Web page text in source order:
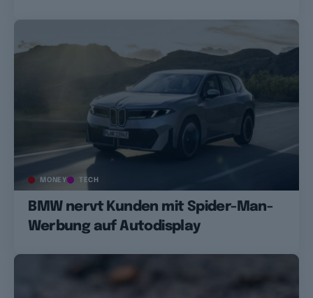
MONEY TECH
BMW nervt Kunden mit Spider-Man-
Werbung auf Autodisplay